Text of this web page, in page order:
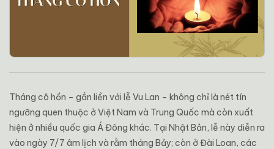
Tháng cô hồn – gắn liền với lễ Vu Lan – không chỉ là nét tín
ngưỡng quen thuộc ở Việt Nam và Trung Quốc mà còn xuất
hiện ở nhiều quốc gia Á Đông khác. Tại Nhật Bản, lễ này diễn ra
vào ngày 7/7 âm lịch và rằm tháng Bảy; còn ở Đài Loan, các